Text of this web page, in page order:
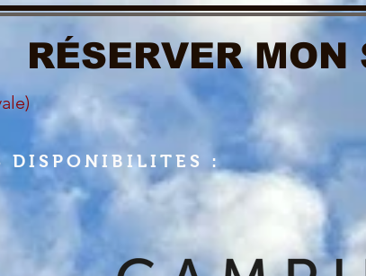
RÉSERVER
DISPONIBILITES :